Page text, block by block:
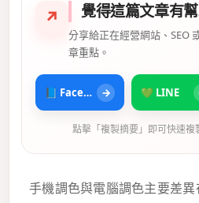
↗ 覺得這篇文章有
分享給正在經營網站、SEO
章重點。
📘 Facebook → 💚 LINE
點擊「複製摘要」即可快速複
手機調色與電腦調色主要差